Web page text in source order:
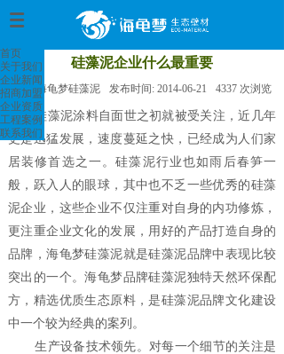
首页
关于我们
企业新闻
招商加盟
企业资质
工程案例
联系我们
硅藻泥企业什么最重要
来源:海龟梦硅藻泥 发布时间: 2014-06-21 4337 次浏览
硅藻泥涂料自面世之初就被受关注，近几年
更是迅猛发展，速度蔓延之快，已经成为人们家
居装修首选之一。硅藻泥行业也如雨后春笋一
般，跃入人的眼球，其中也不乏一些优秀的硅藻
泥企业，这些企业不仅注重对自身的内功修炼，
更注重企业文化的发展，用好的产品打造自身的
品牌，海龟梦硅藻泥就是硅藻泥品牌中表现比较
突出的一个。海龟梦品牌硅藻泥独特天然环保配
方，精选优质生态原料，是硅藻泥品牌文化建设
中一个较为经典的案列。
生产设备技术领先。对每一个细节的关注是